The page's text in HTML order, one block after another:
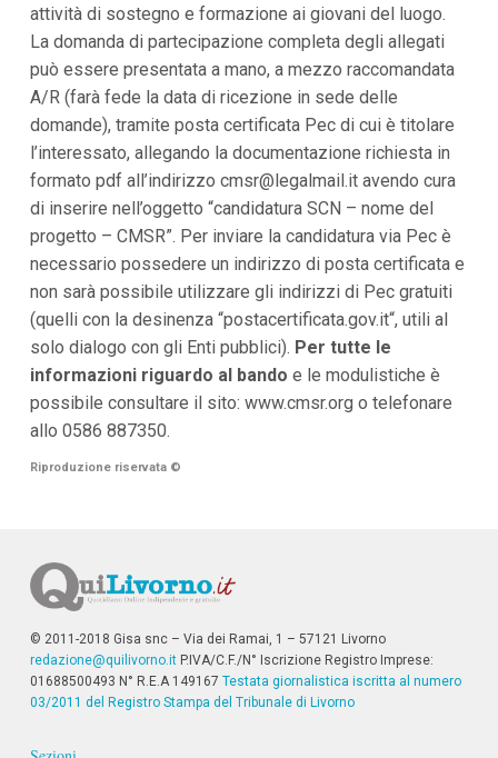
attività di sostegno e formazione ai giovani del luogo.
La domanda di partecipazione completa degli allegati
può essere presentata a mano, a mezzo raccomandata
A/R (farà fede la data di ricezione in sede delle
domande), tramite posta certificata Pec di cui è titolare
l’interessato, allegando la documentazione richiesta in
formato pdf all’indirizzo cmsr@legalmail.itavendo cura
di inserire nell’oggetto “candidatura SCN – nome del
progetto – CMSR”. Per inviare la candidatura via Pec è
necessario possedere un indirizzo di posta certificata e
non sarà possibile utilizzare gli indirizzi di Pec gratuiti
(quelli con la desinenza “postacertificata.gov.it“, utili al
solo dialogo con gli Enti pubblici). Per tutte le
informazioni riguardo al bando e le modulistiche è
possibile consultare il sito: www.cmsr.org o telefonare
allo 0586 887350.
Riproduzione riservata ©
© 2011-2018 Gisa snc – Via dei Ramai, 1 – 57121 Livorno
redazione@quilivorno.itP.IVA/C.F./N° Iscrizione Registro Imprese:
01688500493 N° R.E.A 149167 Testata giornalistica iscritta al numero
03/2011 del Registro Stampa del Tribunale di Livorno